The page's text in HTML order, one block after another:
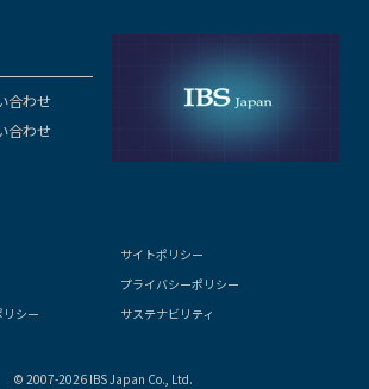
合わせ
合わせ
サイトポリシー
プライバシーポリシー
リシー
サステナビリティ
© 2007-2026 IBS Japan Co., Ltd.